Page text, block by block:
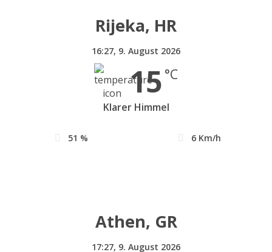
Rijeka, HR
16:27, 9. August 2026
15 °C
Klarer Himmel
51 % 6 Km/h
Athen, GR
17:27, 9. August 2026